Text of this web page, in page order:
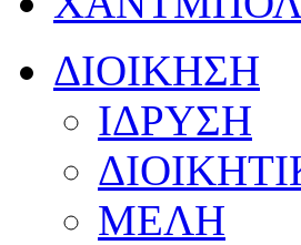
ΔΙΟΙΚΗΣΗ
ΙΔΡΥΣΗ
ΜΕΛΗ